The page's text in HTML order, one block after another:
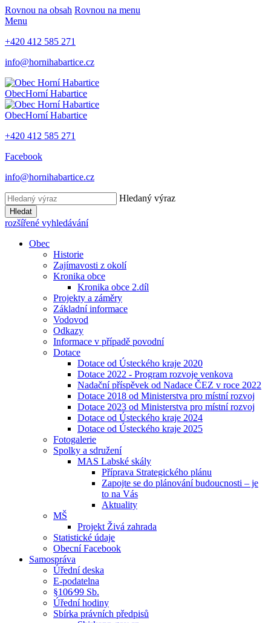
Rovnou na obsah Rovnou na menu
Menu
+420 412 585 271
info@hornihabartice.cz
ObecHorní Habartice
ObecHorní Habartice
+420 412 585 271
Facebook
info@hornihabartice.cz
Hledaný výraz
Hledat
rozšířené vyhledávání
Obec
Historie
Zajímavosti z okolí
Kronika obce
Kronika obce 2.díl
Projekty a záměry
Základní informace
Vodovod
Odkazy
Informace v případě povodní
Dotace
Dotace od Ústeckého kraje 2020
Dotace 2022 - Program rozvoje venkova
Nadační příspěvek od Nadace ČEZ v roce 2022
Dotace 2018 od Ministerstva pro místní rozvoj
Dotace 2023 od Ministerstva pro místní rozvoj
Dotace od Ústeckého kraje 2024
Dotace od Ústeckého kraje 2025
Fotogalerie
Spolky a sdružení
MAS Labské skály
Příprava Strategického plánu
Zapojte se do plánování budoucnosti – je
to na Vás
Aktuality
MŠ
Projekt Živá zahrada
Statistické údaje
Obecní Facebook
Samospráva
Úřední deska
E-podatelna
§106⁄99 Sb.
Úřední hodiny
Sbírka právních předpisů